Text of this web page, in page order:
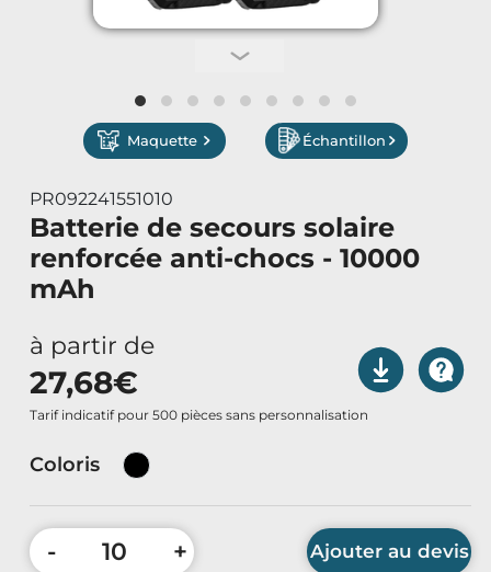
Parapluies & Parasols
Art de la Table
Art de Vivre à la Française
Plantes et Graines
Sports, loisirs & jouets
PLV & Mobiliers Pub
Packaging sur-mesure
Maquette Échantillon
PR092241551010
Batterie de secours solaire
renforcée anti-chocs - 10000
mAh
à partir de
27,68€
Tarif indicatif pour 500 pièces sans personnalisation
Coloris
- + Ajouter au devis